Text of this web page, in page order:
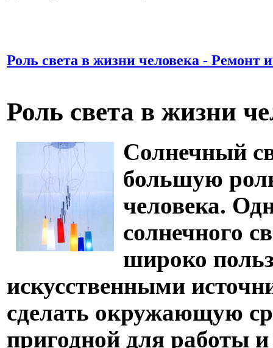
Роль света в жизни человека - Ремонт
Роль света в жизни
Солнечный
большую
человека.
солнечного
широко
искусственными
сделать окружающую
пригодной для работы